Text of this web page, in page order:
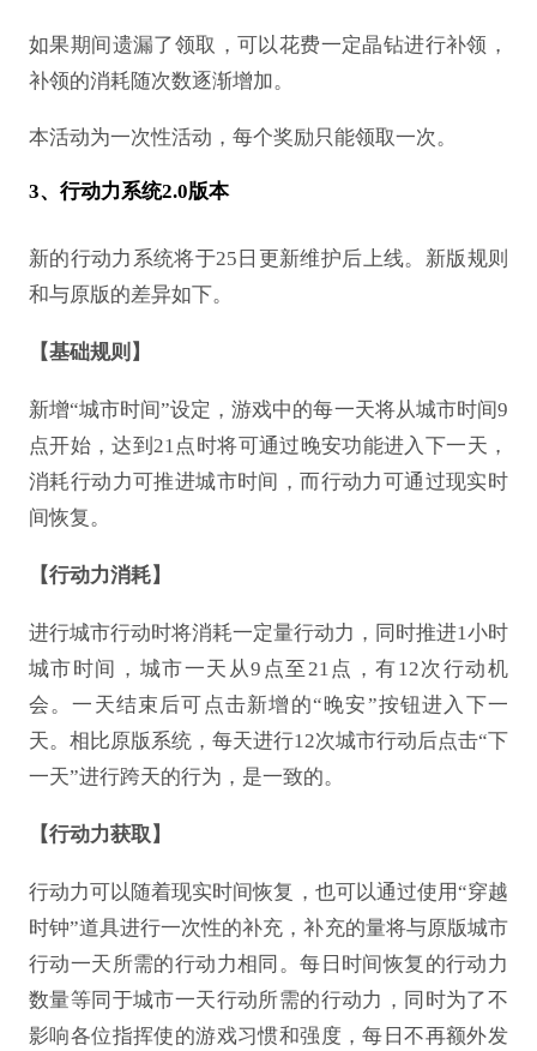
如果期间遗漏了领取，可以花费一定晶钻进行补领，
补领的消耗随次数逐渐增加。
本活动为一次性活动，每个奖励只能领取一次。
3、行动力系统2.0版本
新的行动力系统将于25日更新维护后上线。新版规则
和与原版的差异如下。
【基础规则】
新增“城市时间”设定，游戏中的每一天将从城市时间9
点开始，达到21点时将可通过晚安功能进入下一天，
消耗行动力可推进城市时间，而行动力可通过现实时
间恢复。
【行动力消耗】
进行城市行动时将消耗一定量行动力，同时推进1小时
城市时间，城市一天从9点至21点，有12次行动机
会。一天结束后可点击新增的“晚安”按钮进入下一
天。相比原版系统，每天进行12次城市行动后点击“下
一天”进行跨天的行为，是一致的。
【行动力获取】
行动力可以随着现实时间恢复，也可以通过使用“穿越
时钟”道具进行一次性的补充，补充的量将与原版城市
行动一天所需的行动力相同。每日时间恢复的行动力
数量等同于城市一天行动所需的行动力，同时为了不
影响各位指挥使的游戏习惯和强度，每日不再额外发